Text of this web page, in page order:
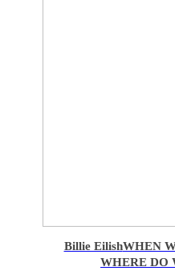
Billie EilishWHEN
WHERE DO